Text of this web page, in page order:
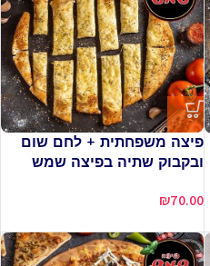
פיצה משפחתית + לחם שום
ובקבוק שתיה בפיצה שמש
₪70.00